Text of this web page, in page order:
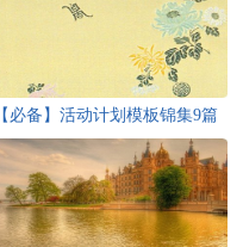
【必备】活动计划模板锦集9篇